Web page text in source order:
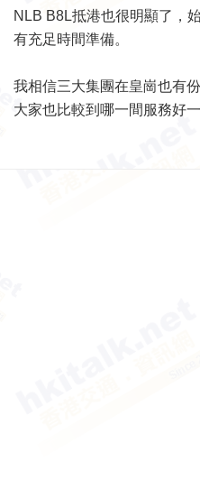
NLB B8L抵港也很明顯了，
有充足時間準備。
我相信三大集團在皇崗也有
大家也比較到哪一間服務好一